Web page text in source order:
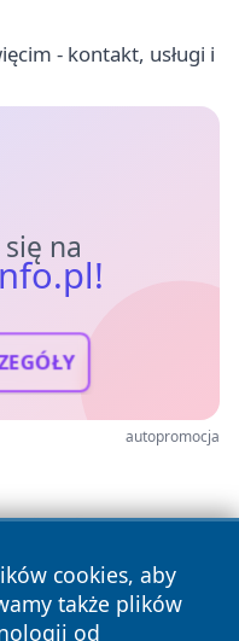
- kontakt, usługi i
na
autopromocja
cookies, aby
także plików
od